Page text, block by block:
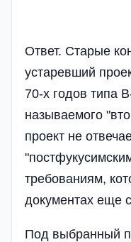
Ответ. Старые
устаревший
70-х годов типа
называемого
проект не
требованиям,
документах еще
Под выбранный